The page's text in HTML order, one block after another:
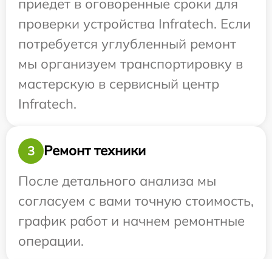
проверки устройства Infratech. Если
потребуется углубленный ремонт
мы организуем транспортировку в
мастерскую в сервисный центр
Infratech.
3
Ремонт техники
После детального анализа мы
согласуем с вами точную стоимость,
график работ и начнем ремонтные
операции.